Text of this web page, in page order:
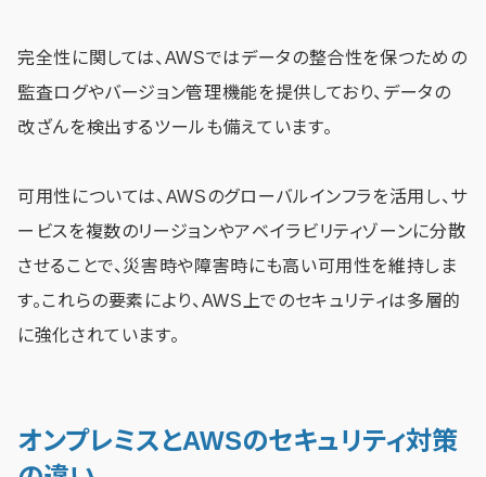
完全性に関しては、AWSではデータの整合性を保つための
監査ログやバージョン管理機能を提供しており、データの
改ざんを検出するツールも備えています。
可用性については、AWSのグローバルインフラを活用し、サ
ービスを複数のリージョンやアベイラビリティゾーンに分散
させることで、災害時や障害時にも高い可用性を維持しま
す。これらの要素により、AWS上でのセキュリティは多層的
に強化されています。
オンプレミスとAWSのセキュリティ対策